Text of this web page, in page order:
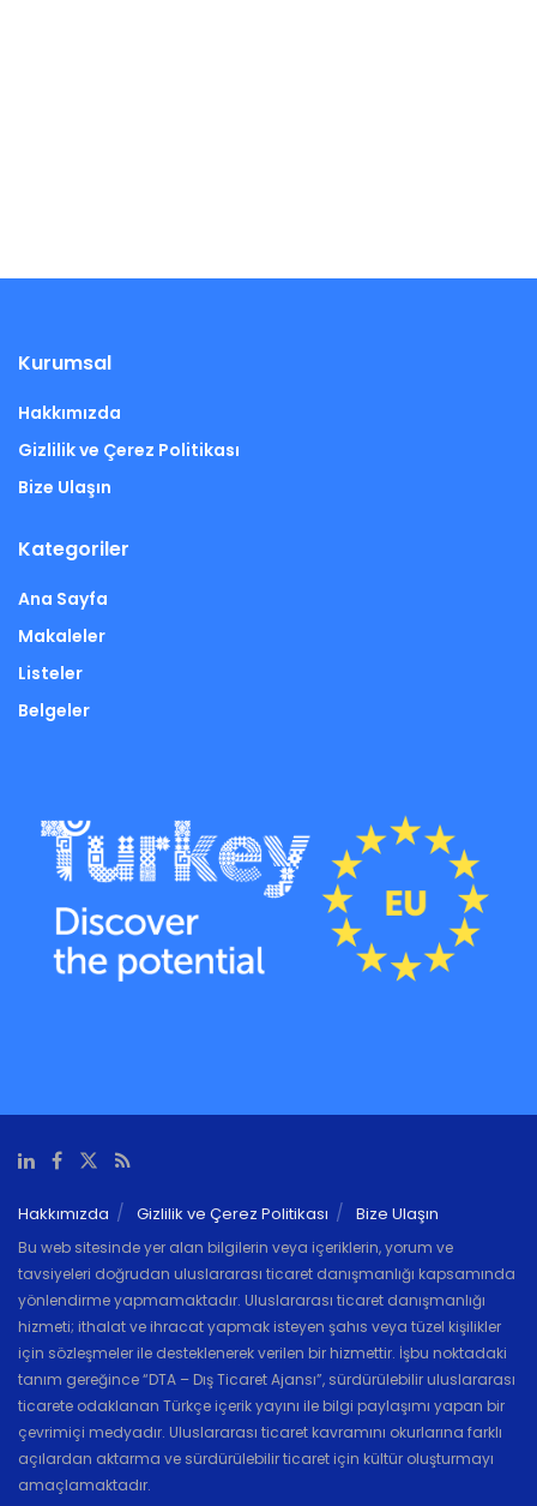
Kurumsal
Hakkımızda
Gizlilik ve Çerez Politikası
Bize Ulaşın
Kategoriler
Ana Sayfa
Makaleler
Listeler
Belgeler
Hakkımızda Gizlilik ve Çerez Politikası Bize Ulaşın
Bu web sitesinde yer alan bilgilerin veya içeriklerin, yorum ve
tavsiyeleri doğrudan uluslararası ticaret danışmanlığı kapsamında
yönlendirme yapmamaktadır. Uluslararası ticaret danışmanlığı
hizmeti; ithalat ve ihracat yapmak isteyen şahıs veya tüzel kişilikler
için sözleşmeler ile desteklenerek verilen bir hizmettir. İşbu noktadaki
tanım gereğince “DTA – Dış Ticaret Ajansı”, sürdürülebilir uluslararası
ticarete odaklanan Türkçe içerik yayını ile bilgi paylaşımı yapan bir
çevrimiçi medyadır. Uluslararası ticaret kavramını okurlarına farklı
açılardan aktarma ve sürdürülebilir ticaret için kültür oluşturmayı
amaçlamaktadır.